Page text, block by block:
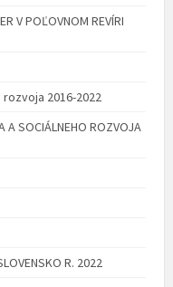
V POĽOVNOM REVÍRI
2016-2022
A SOCIÁLNEHO ROZVOJA
R. 2022